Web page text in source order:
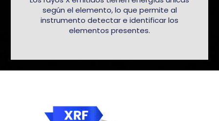
según el elemento, lo que permite al
instrumento detectar e identificar los
elementos presentes.